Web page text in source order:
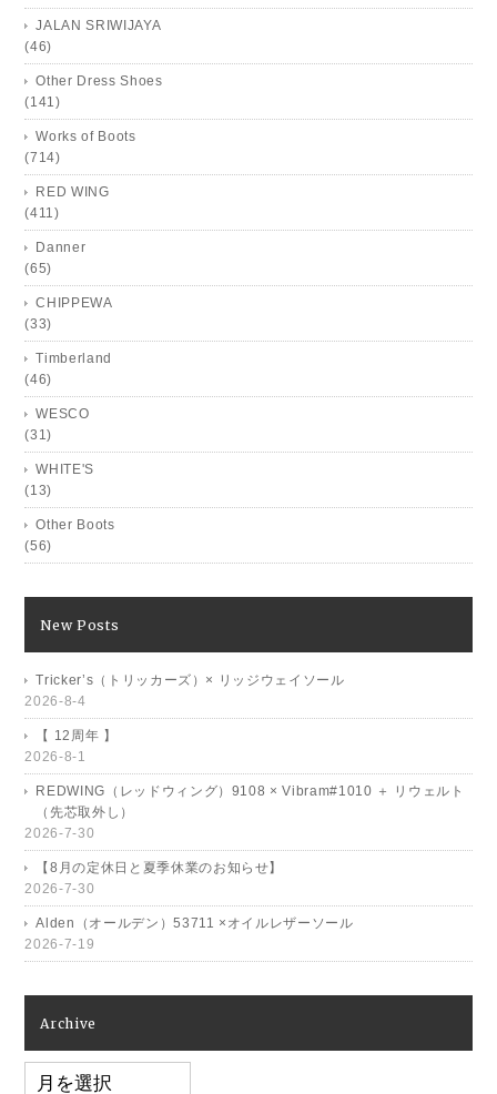
JALAN SRIWIJAYA
(46)
Other Dress Shoes
(141)
Works of Boots
(714)
RED WING
(411)
Danner
(65)
CHIPPEWA
(33)
Timberland
(46)
WESCO
(31)
WHITE'S
(13)
Other Boots
(56)
New Posts
Tricker’s（トリッカーズ）× リッジウェイソール
2026-8-4
【 12周年 】
2026-8-1
REDWING（レッドウィング）9108 × Vibram#1010 ＋ リウェルト
（先芯取外し）
2026-7-30
【8月の定休日と夏季休業のお知らせ】
2026-7-30
Alden（オールデン）53711 ×オイルレザーソール
2026-7-19
Archive
Archive